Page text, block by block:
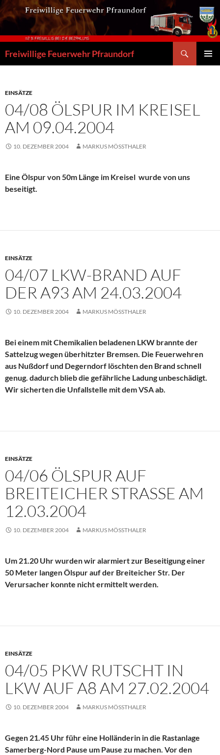
Zum
Inhalt
springen
Freiwillige Feuerwehr Pfraundorf
EINSÄTZE
04/08 ÖLSPUR IM KREISEL
AM 09.04.2004
10. DEZEMBER 2004 MARKUS MÖSSTHALER
Eine Ölspur von 50m Länge im Kreisel wurde von uns
beseitigt.
EINSÄTZE
04/07 LKW-BRAND AUF
DER A93 AM 24.03.2004
10. DEZEMBER 2004 MARKUS MÖSSTHALER
Bei einem mit Chemikalien beladenen LKW brannte der
Sattelzug wegen überhitzter Bremsen. Die Feuerwehren
aus Nußdorf und Degerndorf löschten den Brand schnell
genug. dadurch blieb die gefährliche Ladung unbeschädigt.
Wir sicherten die Unfallstelle mit dem VSA ab.
EINSÄTZE
04/06 ÖLSPUR AUF
BREITEICHER STRASSE AM 1
2.03.2004
10. DEZEMBER 2004 MARKUS MÖSSTHALER
Um 21.20 Uhr wurden wir alarmiert zur Beseitigung einer
50 Meter langen Ölspur auf der Breiteicher Str. Der
Verursacher konnte nicht ermittelt werden.
EINSÄTZE
04/05 PKW RUTSCHT IN
LKW AUF A8 AM 27.02.2004
10. DEZEMBER 2004 MARKUS MÖSSTHALER
Gegen 21.45 Uhr führ eine Holländerin in die Rastanlage
Samerberg-Nord Pause um Pause zu machen. Vor den